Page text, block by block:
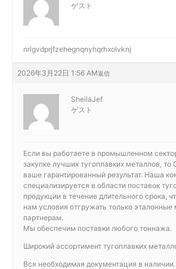
ゲスト
nrlgvdprjfzehegnqnyhqrhxolvknj
2026年3月22日 1:56 AM返信
SheilaJef
ゲスト
Если вы работаете в промышленном
закупке лучших тугоплавких металлов,
ваше гарантированный результат. Наша
специализируется в области поставок
продукции в течение длительного срока,
нам условия отгружать только
партнерам.
Мы обеспечим поставки любого тоннажа.
Широкий ассортимент тугоплавких
Вся необходимая документация в наличии.